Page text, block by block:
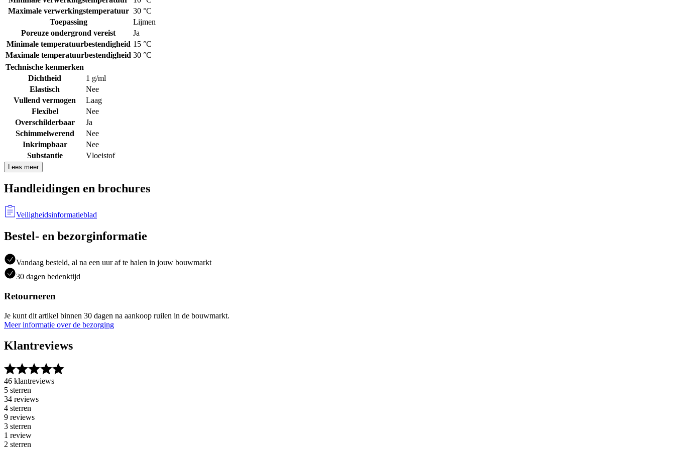
Maximale verwerkingstemperatuur 30 °C
Toepassing
Lijmen
Poreuze ondergrond vereist
Ja
Minimale temperatuurbestendigheid 15 °C
Maximale temperatuurbestendigheid 30 °C
Technische kenmerken
Dichtheid
1 g/ml
Elastisch
Nee
Vullend vermogen
Laag
Flexibel
Nee
Overschilderbaar
Ja
Schimmelwerend
Nee
Inkrimpbaar
Nee
Substantie
Vloeistof
Lees meer
Handleidingen en brochures
Veiligheidsinformatieblad
Bestel- en bezorginformatie
Vandaag besteld, al na een uur af te halen in jouw bouwmarkt
30 dagen bedenktijd
Retourneren
Je kunt dit artikel binnen 30 dagen na aankoop ruilen in de bouwmarkt.
Meer informatie over de bezorging
Klantreviews
46 klantreviews
5 sterren
34 reviews
4 sterren
9 reviews
3 sterren
1 review
2 sterren